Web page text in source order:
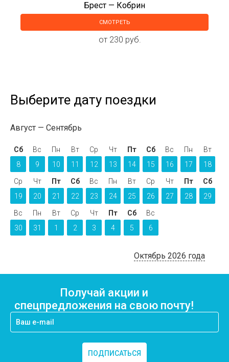
Брест — Кобрин
СМОТРЕТЬ
от 230 руб.
Выберите дату поездки
Август Сентябрь
Сб
8
Вс
9
Пн
10
Вт
11
Ср
12
Чт
13
Пт
14
Сб
15
Вс
16
Пн
17
Вт
18
Ср
19
Чт
20
Пт
21
Сб
22
Вс
23
Пн
24
Вт
25
Ср
26
Чт
27
Пт
28
Сб
29
Вс
30
Пн
31
Вт
1
Ср
2
Чт
3
Пт
4
Сб
5
Вс
6
Октябрь 2026 года
Получай акции и
спецпредложения на свою почту!
ПОДПИСАТЬСЯ